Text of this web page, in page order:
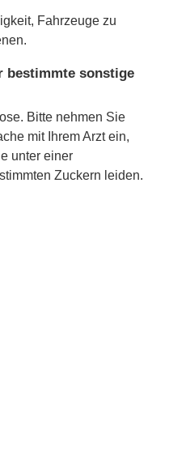
Fahrzeuge zu
bestimmte sonstige
Bitte nehmen Sie
mit Ihrem Arzt ein,
unter einer
Zuckern leiden.